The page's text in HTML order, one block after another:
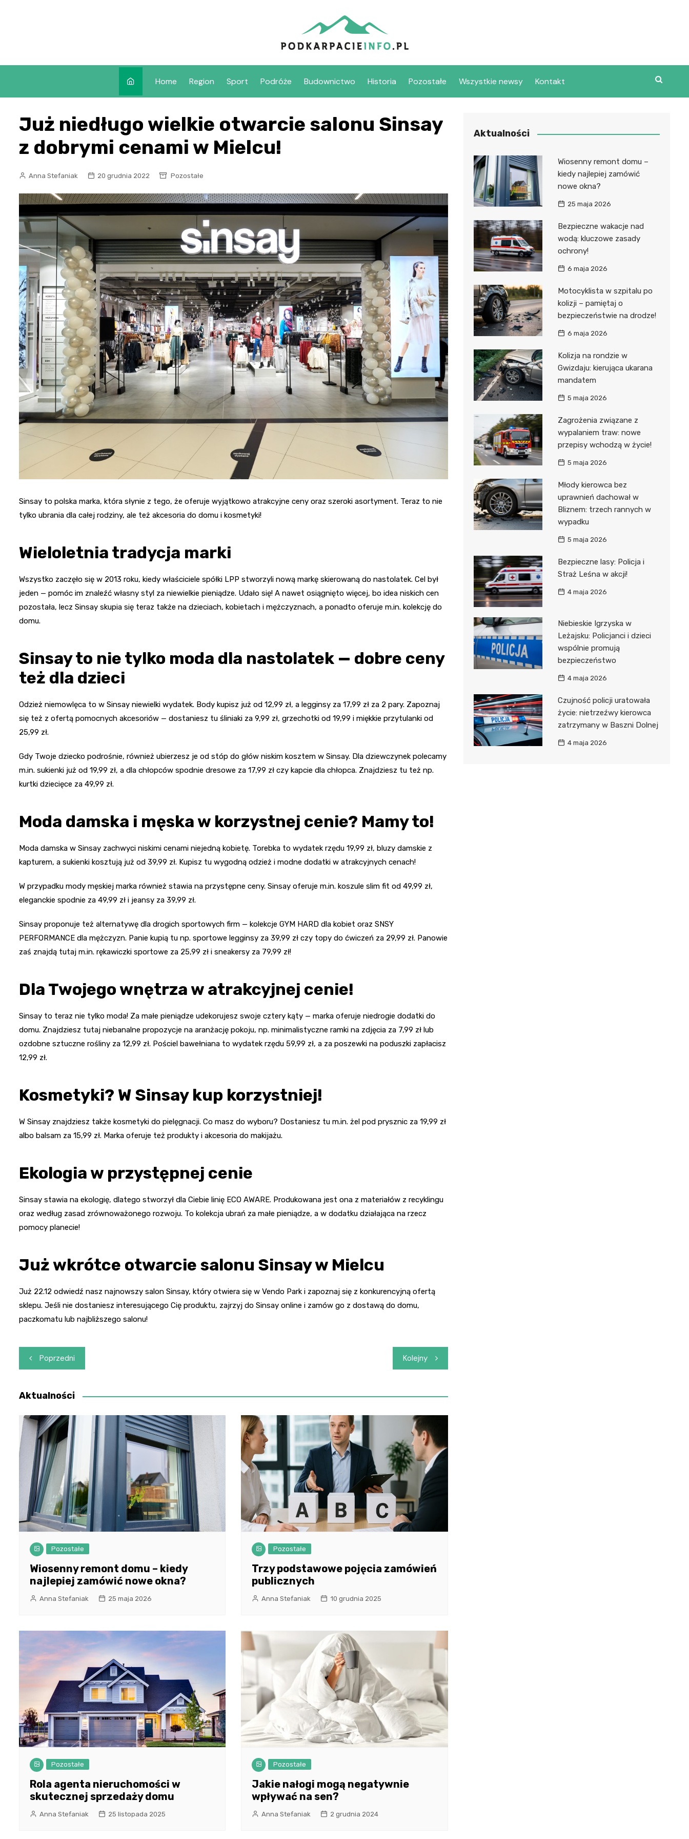
Home Region Sport Podróże Budownictwo Historia Pozostałe Wszystkie newsy Kontakt
Już niedługo wielkie otwarcie salonu Sinsay
z dobrymi cenami w Mielcu!
Anna Stefaniak 20 grudnia 2022 Pozostałe
Sinsay to polska marka, która słynie z tego, że oferuje wyjątkowo atrakcyjne ceny oraz szeroki asortyment. Teraz to nie
tylko ubrania dla całej rodziny, ale też akcesoria do domu i kosmetyki!
Wieloletnia tradycja marki
Wszystko zaczęło się w 2013 roku, kiedy właściciele spółki LPP stworzyli nową markę skierowaną do nastolatek. Cel był
jeden — pomóc im znaleźć własny styl za niewielkie pieniądze. Udało się! A nawet osiągnięto więcej, bo idea niskich cen
pozostała, lecz Sinsay skupia się teraz także na dzieciach, kobietach i mężczyznach, a ponadto oferuje m.in. kolekcję do
domu.
Sinsay to nie tylko moda dla nastolatek — dobre ceny
też dla dzieci
Odzież niemowlęca to w Sinsay niewielki wydatek. Body kupisz już od 12,99 zł, a legginsy za 17,99 zł za 2 pary. Zapoznaj
się też z ofertą pomocnych akcesoriów — dostaniesz tu śliniaki za 9,99 zł, grzechotki od 19,99 i miękkie przytulanki od
25,99 zł.
Gdy Twoje dziecko podrośnie, również ubierzesz je od stóp do głów niskim kosztem w Sinsay. Dla dziewczynek polecamy
m.in. sukienki już od 19,99 zł, a dla chłopców spodnie dresowe za 17,99 zł czy kapcie dla chłopca. Znajdziesz tu też np.
kurtki dziecięce za 49,99 zł.
Moda damska i męska w korzystnej cenie? Mamy to!
Moda damska w Sinsay zachwyci niskimi cenami niejedną kobietę. Torebka to wydatek rzędu 19,99 zł, bluzy damskie z
kapturem, a sukienki kosztują już od 39,99 zł. Kupisz tu wygodną odzież i modne dodatki w atrakcyjnych cenach!
W przypadku mody męskiej marka również stawia na przystępne ceny. Sinsay oferuje m.in. koszule slim fit od 49,99 zł,
eleganckie spodnie za 49,99 zł i jeansy za 39,99 zł.
Sinsay proponuje też alternatywę dla drogich sportowych firm — kolekcje GYM HARD dla kobiet oraz SNSY
PERFORMANCE dla mężczyzn. Panie kupią tu np. sportowe legginsy za 39,99 zł czy topy do ćwiczeń za 29,99 zł. Panowie
zaś znajdą tutaj m.in. rękawiczki sportowe za 25,99 zł i sneakersy za 79,99 zł!
Dla Twojego wnętrza w atrakcyjnej cenie!
Sinsay to teraz nie tylko moda! Za małe pieniądze udekorujesz swoje cztery kąty — marka oferuje niedrogie dodatki do
domu. Znajdziesz tutaj niebanalne propozycje na aranżację pokoju, np. minimalistyczne ramki na zdjęcia za 7,99 zł lub
ozdobne sztuczne rośliny za 12,99 zł. Pościel bawełniana to wydatek rzędu 59,99 zł, a za poszewki na poduszki zapłacisz
12,99 zł.
Kosmetyki? W Sinsay kup korzystniej!
W Sinsay znajdziesz także kosmetyki do pielęgnacji. Co masz do wyboru? Dostaniesz tu m.in. żel pod prysznic za 19,99 zł
albo balsam za 15,99 zł. Marka oferuje też produkty i akcesoria do makijażu.
Ekologia w przystępnej cenie
Sinsay stawia na ekologię, dlatego stworzył dla Ciebie linię ECO AWARE. Produkowana jest ona z materiałów z recyklingu
oraz według zasad zrównoważonego rozwoju. To kolekcja ubrań za małe pieniądze, a w dodatku działająca na rzecz
pomocy planecie!
Już wkrótce otwarcie salonu Sinsay w Mielcu
Już 22.12 odwiedź nasz najnowszy salon Sinsay, który otwiera się w Vendo Park i zapoznaj się z konkurencyjną ofertą
sklepu. Jeśli nie dostaniesz interesującego Cię produktu, zajrzyj do Sinsay online i zamów go z dostawą do domu,
paczkomatu lub najbliższego salonu!
Nawigacja
wpisu
Poprzedni Kolejny
Aktualności
Pozostałe
Wiosenny remont domu – kiedy
najlepiej zamówić nowe okna?
Anna Stefaniak 25 maja 2026
Pozostałe
Trzy podstawowe pojęcia zamówień
publicznych
Anna Stefaniak 10 grudnia 2025
Pozostałe
Rola agenta nieruchomości w
skutecznej sprzedaży domu
Anna Stefaniak 25 listopada 2025
Pozostałe
Jakie nałogi mogą negatywnie
wpływać na sen?
Anna Stefaniak 2 grudnia 2024
Aktualności
Wiosenny remont domu –
kiedy najlepiej zamówić
nowe okna?
25 maja 2026
Bezpieczne wakacje nad
wodą: kluczowe zasady
ochrony!
6 maja 2026
Motocyklista w szpitalu po
kolizji – pamiętaj o
bezpieczeństwie na drodze!
6 maja 2026
Kolizja na rondzie w
Gwizdaju: kierująca ukarana
mandatem
5 maja 2026
Zagrożenia związane z
wypalaniem traw: nowe
przepisy wchodzą w życie!
5 maja 2026
Młody kierowca bez
uprawnień dachował w
Bliznem: trzech rannych w
wypadku
5 maja 2026
Bezpieczne lasy: Policja i
Straż Leśna w akcji!
4 maja 2026
Niebieskie Igrzyska w
Leżajsku: Policjanci i dzieci
wspólnie promują
bezpieczeństwo
4 maja 2026
Czujność policji uratowała
życie: nietrzeźwy kierowca
zatrzymany w Baszni Dolnej
4 maja 2026